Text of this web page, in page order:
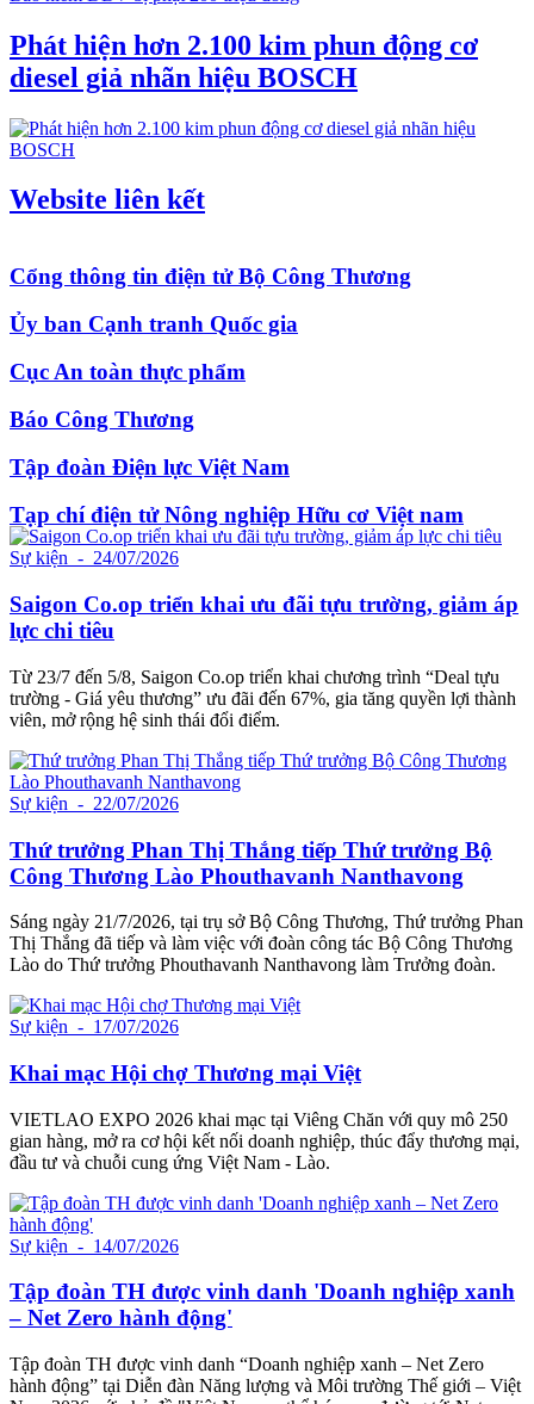
Phát hiện hơn 2.100 kim phun động cơ
diesel giả nhãn hiệu BOSCH
Website liên kết
Cổng thông tin điện tử Bộ Công Thương
Ủy ban Cạnh tranh Quốc gia
Cục An toàn thực phẩm
Báo Công Thương
Tập đoàn Điện lực Việt Nam
Tạp chí điện tử Nông nghiệp Hữu cơ Việt nam
Sự kiện - 24/07/2026
Saigon Co.op triển khai ưu đãi tựu trường, giảm áp
lực chi tiêu
Từ 23/7 đến 5/8, Saigon Co.op triển khai chương trình “Deal tựu
trường - Giá yêu thương” ưu đãi đến 67%, gia tăng quyền lợi thành
viên, mở rộng hệ sinh thái đổi điểm.
Sự kiện - 22/07/2026
Thứ trưởng Phan Thị Thắng tiếp Thứ trưởng Bộ
Công Thương Lào Phouthavanh Nanthavong
Sáng ngày 21/7/2026, tại trụ sở Bộ Công Thương, Thứ trưởng Phan
Thị Thắng đã tiếp và làm việc với đoàn công tác Bộ Công Thương
Lào do Thứ trưởng Phouthavanh Nanthavong làm Trưởng đoàn.
Sự kiện - 17/07/2026
Khai mạc Hội chợ Thương mại Việt
VIETLAO EXPO 2026 khai mạc tại Viêng Chăn với quy mô 250
gian hàng, mở ra cơ hội kết nối doanh nghiệp, thúc đẩy thương mại,
đầu tư và chuỗi cung ứng Việt Nam - Lào.
Sự kiện - 14/07/2026
Tập đoàn TH được vinh danh 'Doanh nghiệp xanh
– Net Zero hành động'
Tập đoàn TH được vinh danh “Doanh nghiệp xanh – Net Zero
hành động” tại Diễn đàn Năng lượng và Môi trường Thế giới – Việt